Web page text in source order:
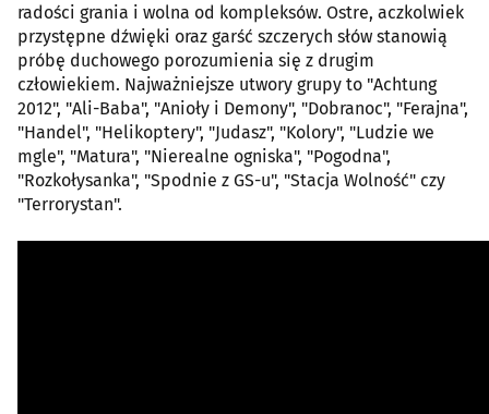
radości grania i wolna od kompleksów. Ostre, aczkolwiek
przystępne dźwięki oraz garść szczerych słów stanowią
próbę duchowego porozumienia się z drugim
człowiekiem. Najważniejsze utwory grupy to "Achtung
2012", "Ali-Baba", "Anioły i Demony", "Dobranoc", "Ferajna",
"Handel", "Helikoptery", "Judasz", "Kolory", "Ludzie we
mgle", "Matura", "Nierealne ogniska", "Pogodna",
"Rozkołysanka", "Spodnie z GS-u", "Stacja Wolność" czy
"Terrorystan".